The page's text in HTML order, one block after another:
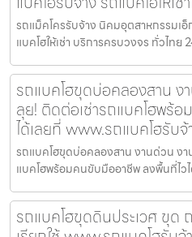
รถแม็คโครรับจ้าง นิคมอุตสาหกรรมเอ็
แบคโฮให้เช่า บริการครบวงจร ทั่วไทย
รถแบคโฮขุดบ่อคลองสาน ง
ลุย! ติดต่อเช่ารถแบคโฮพร้
ได้เลยที่ www.รถแบคโฮรับ
รถแบคโฮขุดบ่อคลองสาน งานด่วน งา
แบคโฮพร้อมคนขับมืออาชีพ ลงพื้นที่ไว
รถแบคโฮขุดดินประเวศ ขุด